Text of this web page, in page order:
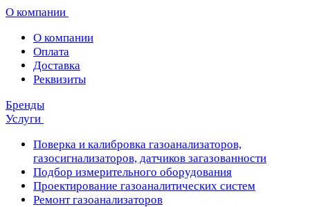
О компании
О компании
Оплата
Доставка
Реквизиты
Бренды
Услуги
Поверка и калибровка газоанализаторов,
газосигнализаторов, датчиков загазованности
Подбор измерительного оборудования
Проектирование газоаналитических систем
Ремонт газоанализаторов